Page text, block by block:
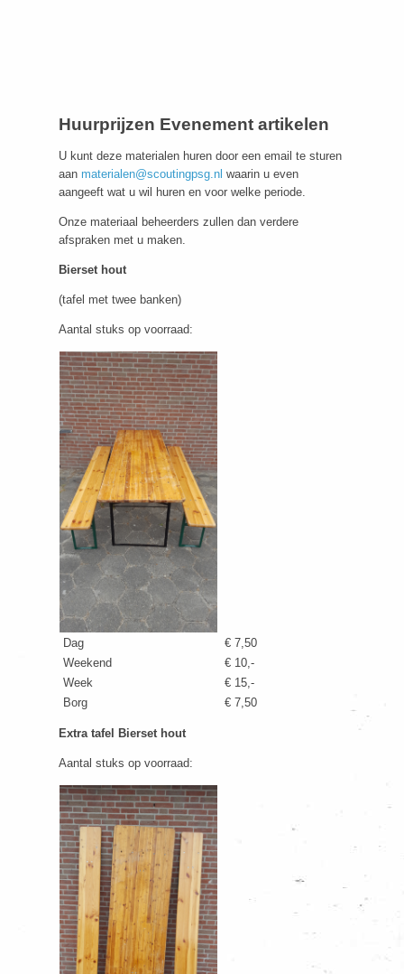
Huurprijzen Evenement artikelen
U kunt deze materialen huren door een email te sturen
aan materialen@scoutingpsg.nl waarin u even
aangeeft wat u wil huren en voor welke periode.
Onze materiaal beheerders zullen dan verdere
afspraken met u maken.
Bierset hout
(tafel met twee banken)
Aantal stuks op voorraad:
Dag
€ 7,50
Weekend
€ 10,-
Week
€ 15,-
Borg
€ 7,50
Extra tafel Bierset hout
Aantal stuks op voorraad: